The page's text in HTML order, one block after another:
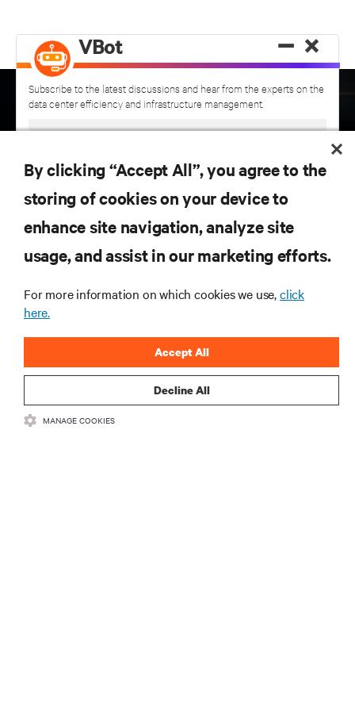
Inscreva-se para obter as últimas tendências em
tecnologia
Receba atualizações regulares sobre os tópicos
mais importantes da indústria, com as discussões
mais recentes e insights de especialistas sobre
− ×
VBot
Subscribe to the latest discussions and hear from the experts on the
data center efficiency and infrastructure management.
Having received and read this
to:
The processing of my personal data for marketing purposes, including
staying informed by email about industry trends, events, offers and product
launches.
By clicking “Accept All”, you agree to the
storing of cookies on your device to
enhance site navigation, analyze site
usage, and assist in our marketing efforts.
For more information on which cookies we use,click
here.
Decline All
Accept All
MANAGE COOKIES